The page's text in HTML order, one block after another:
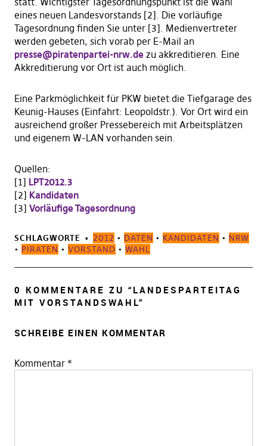
eines neuen Landesvorstands [2]. Die vorläufige
Tagesordnung finden Sie unter [3]. Medienvertreter
werden gebeten, sich vorab per E-Mail an
presse@piratenpartei-nrw.dezu akkreditieren. Eine
Akkreditierung vor Ort ist auch möglich.
Eine Parkmöglichkeit für PKW bietet die Tiefgarage des
Keunig-Hauses (Einfahrt: Leopoldstr.). Vor Ort wird ein
ausreichend großer Pressebereich mit Arbeitsplätzen
und eigenem W-LAN vorhanden sein.
Quellen:
[1] LPT2012.3
[2] Kandidaten
[3] Vorläufige Tagesordnung
SCHLAGWORTE 2012 • DATEN • KANDIDATEN • NRW
• PIRATEN • VORSTAND • WAHL
0 KOMMENTARE ZU “ LANDESPARTEITAG
MIT VORSTANDSWAHL”
SCHREIBE EINEN KOMMENTAR
Kommentar *